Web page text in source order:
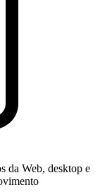
da Web, desktop e